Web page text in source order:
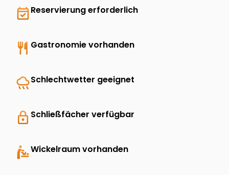
event_availableReservierung erforderlich
restaurant Gastronomie vorhanden
rainySchlechtwetter geeignet
lock Schließfächer verfügbar
baby_changing_stationWickelraum vorhanden